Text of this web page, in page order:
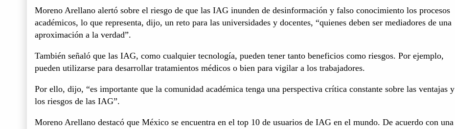
Moreno Arellano alertó sobre el riesgo de que las IAG inunden de desinformación y falso conocimiento los procesos
académicos, lo que representa, dijo, un reto para las universidades y docentes, “quienes deben ser mediadores de una
aproximación a la verdad”.
También señaló que las IAG, como cualquier tecnología, pueden tener tanto beneficios como riesgos. Por ejemplo,
pueden utilizarse para desarrollar tratamientos médicos o bien para vigilar a los trabajadores.
Por ello, dijo, “es importante que la comunidad académica tenga una perspectiva crítica constante sobre las ventajas y
los riesgos de las IAG”.
Moreno Arellano destacó que México se encuentra en el top 10 de usuarios de IAG en el mundo. De acuerdo con una